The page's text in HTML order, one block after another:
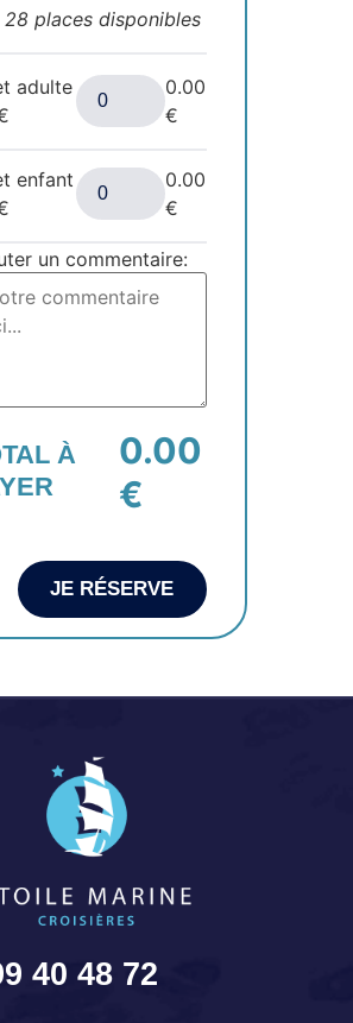
28 places disponibles
adulte
0.00
€
enfant
0.00
€
un commentaire:
À
0.00
€
JE RÉSERVE
40 48 72